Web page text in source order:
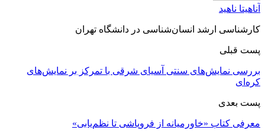
آناهیتا ناهید
کارشناسی‌ ارشد انسان‌شناسی در دانشگاه تهران
پست قبلی
بررسی نمایش‌های سنتی آسیای شرقی با تمرکز بر نمایش‌های
کره‌ای
پست بعدی
معرفی کتاب «خاورمیانه از فروپاشی تا نظم‌یابی»